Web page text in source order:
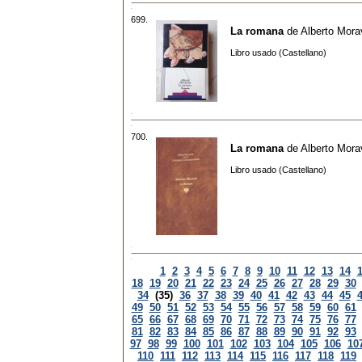
699.
La romana de Alberto
Libro usado (Castellano)
700.
La romana de Alberto
Libro usado (Castellano)
1 2 3 4 5 6 7 8 9 10 11 12 13 14
18 19 20 21 22 23 24 25 26 27 28 29 30
34 (35) 36 37 38 39 40 41 42 43 44 45
49 50 51 52 53 54 55 56 57 58 59 60 61
65 66 67 68 69 70 71 72 73 74 75 76 77
81 82 83 84 85 86 87 88 89 90 91 92 93
97 98 99 100 101 102 103 104 105 106
110 111 112 113 114 115 116 117 118 119